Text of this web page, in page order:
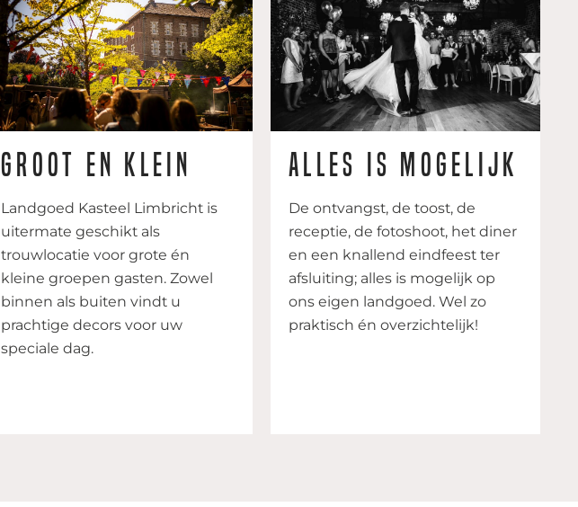
Groot en klein
Landgoed Kasteel Limbricht is
uitermate geschikt als
trouwlocatie voor grote én
kleine groepen gasten. Zowel
binnen als buiten vindt u
prachtige decors voor uw
speciale dag.
Alles is mogelijk
De ontvangst, de toost, de
receptie, de fotoshoot, het diner
en een knallend eindfeest ter
afsluiting; alles is mogelijk op
ons eigen landgoed. Wel zo
praktisch én overzichtelijk!